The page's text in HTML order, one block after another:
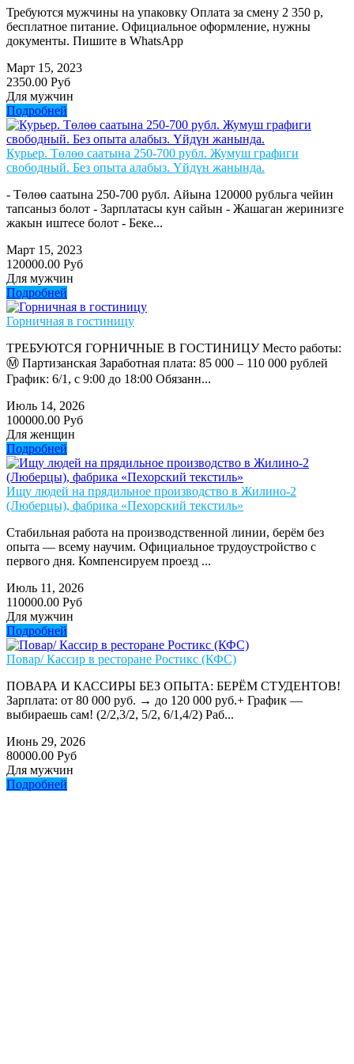
Требуются мужчины на упаковку Оплата за смену 2 350 р,
бесплатное питание. Официальное оформление, нужны
документы. Пишите в WhatsApp
Март 15, 2023
2350.00 Руб
Для мужчин
Подробней
Курьер. Төлөө саатына 250-700 рубл. Жумуш графиги
свободный. Без опыта алабыз. Үйдүн жанында.
- Төлөө саатына 250-700 рубл. Айына 120000 рубльга чейин
тапсаныз болот - Зарплатасы кун сайын - Жашаган жеринизге
жакын иштесе болот - Беке...
Март 15, 2023
120000.00 Руб
Для мужчин
Подробней
Горничная в гостиницу
ТРЕБУЮТСЯ ГОРНИЧНЫЕ В ГОСТИНИЦУ Место работы:
Ⓜ️ Партизанская Заработная плата: 85 000 – 110 000 рублей
График: 6/1, с 9:00 до 18:00 Обязанн...
Июль 14, 2026
100000.00 Руб
Для женщин
Подробней
Ищу людей на прядильное производство в Жилино-2
(Люберцы), фабрика «Пехорский текстиль»
Стабильная работа на производственной линии, берём без
опыта — всему научим. Официальное трудоустройство с
первого дня. Компенсируем проезд ...
Июль 11, 2026
110000.00 Руб
Для мужчин
Подробней
Повар/ Кассир в ресторане Ростикс (КФС)
ПОВАРА И КАССИРЫ БЕЗ ОПЫТА: БЕРЁМ СТУДЕНТОВ!
Зарплата: от 80 000 руб. → до 120 000 руб.+ График —
выбираешь сам! (2/2,3/2, 5/2, 6/1,4/2) Раб...
Июнь 29, 2026
80000.00 Руб
Для мужчин
Подробней